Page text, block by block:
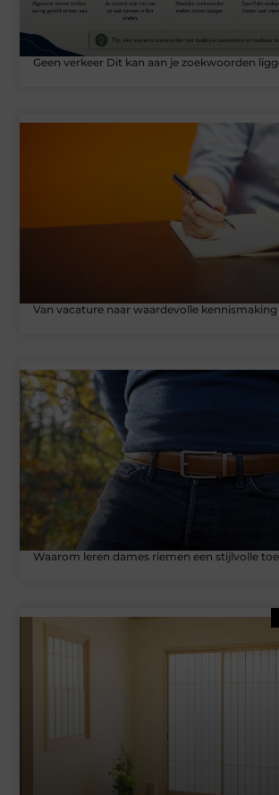
Geen verkeer Dit kan aan je zoekwoorden
Van vacature naar waardevolle kennismaking
Waarom leren dames riemen een stijlvolle